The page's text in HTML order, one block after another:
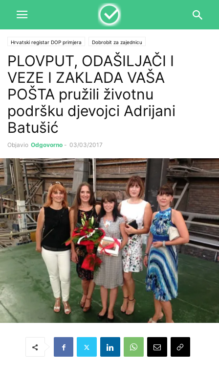
Hrvatski registar DOP primjera Dobrobit za zajednicu
PLOVPUT, ODAŠILJAČI I
VEZE I ZAKLADA VAŠA
POŠTA pružili životnu
podršku djevojci Adrijani
Batušić
Objavio Odgovorno - 03/03/2017